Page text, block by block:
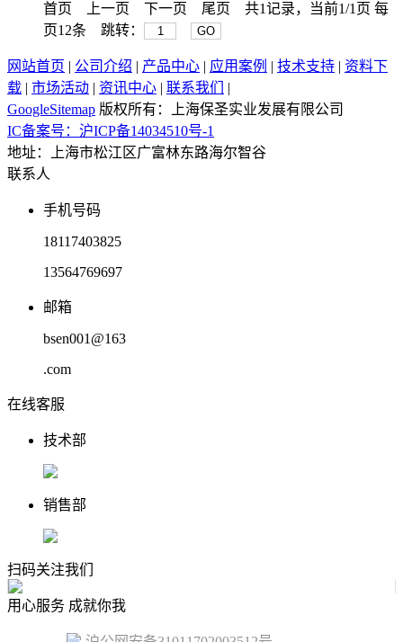
首页 上一页 下一页 尾页 共1记录，当前1/1页 每
页12条 跳转：
GO
网站首页 | 公司介绍 | 产品中心 | 应用案例 | 技术支持 | 资料下
载 | 市场活动 | 资讯中心 | 联系我们
|
GoogleSitemap 版权所有：上海保圣实业发展有限公司
IC备案号：沪ICP备14034510号-1
地址：上海市松江区广富林东路海尔智谷
联系人
手机号码
18117403825
13564769697
邮箱
bsen001@163
.com
在线客服
技术部
销售部
扫码关注我们
用心服务 成就你我